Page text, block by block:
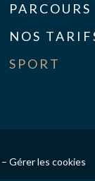
PARCOURS
NOS
SPORT
– Gérer les cookies